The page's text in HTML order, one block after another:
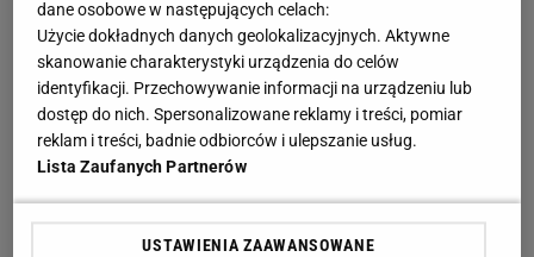
dane osobowe w następujących celach:
Użycie dokładnych danych geolokalizacyjnych. Aktywne
skanowanie charakterystyki urządzenia do celów
identyfikacji. Przechowywanie informacji na urządzeniu lub
dostęp do nich. Spersonalizowane reklamy i treści, pomiar
reklam i treści, badnie odbiorców i ulepszanie usług.
Lista Zaufanych Partnerów
USTAWIENIA ZAAWANSOWANE